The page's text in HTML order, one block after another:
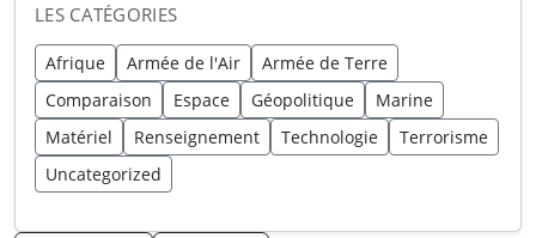
LES CATÉGORIES
Afrique Armée de l'Air
Armée de Terre
Comparaison
Espace Géopolitique
Marine
Matériel
Renseignement Technologie
Terrorisme
Uncategorized